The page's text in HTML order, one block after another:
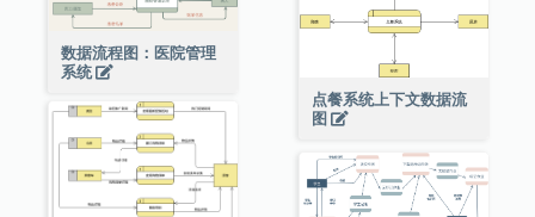
数据流程图：医院管理
系统
点餐系统上下文数据流
图